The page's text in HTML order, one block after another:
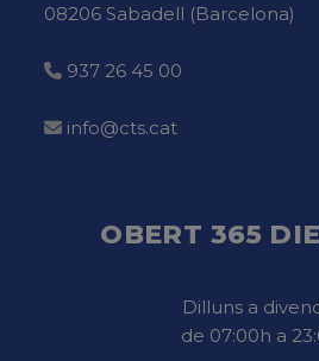
08206 Sabadell (Barcelona)
937 26 45 00
info@cts.cat
OBERT 365
Dilluns a
de 07:00h a